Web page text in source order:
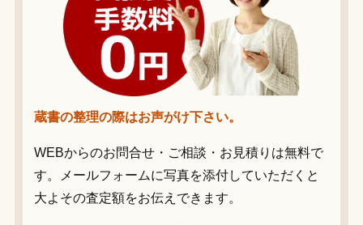
蔵書の整理の際はお声がけ下さい。
WEBからのお問合せ・ご相談・お見積りは無料で
す。メールフォームに写真を添付していただくと
大よその査定額をお伝えできます。